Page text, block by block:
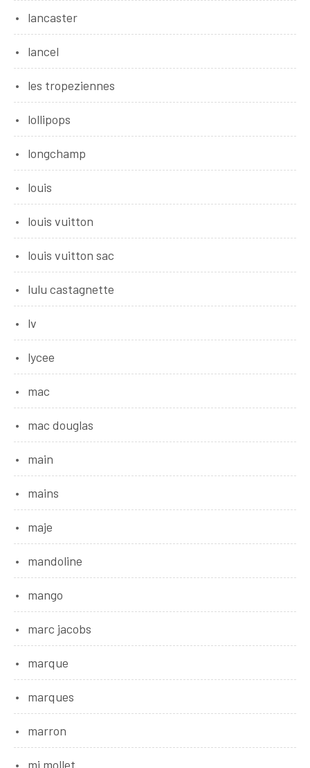
lancaster
lancel
les tropeziennes
lollipops
longchamp
louis
louis vuitton
louis vuitton sac
lulu castagnette
lv
lycee
mac
mac douglas
main
mains
maje
mandoline
mango
marc jacobs
marque
marques
marron
mi mollet